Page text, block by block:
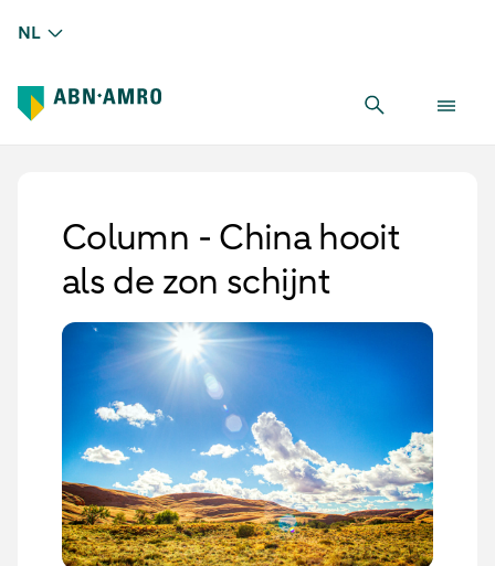
NL
Column - China hooit
als de zon schijnt